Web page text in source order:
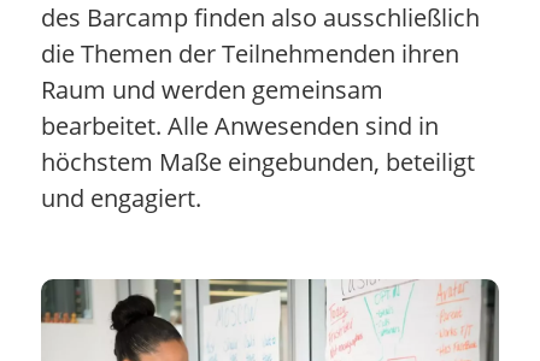
des Barcamp finden also ausschließlich
die Themen der Teilnehmenden ihren
Raum und werden gemeinsam
bearbeitet. Alle Anwesenden sind in
höchstem Maße eingebunden, beteiligt
und engagiert.